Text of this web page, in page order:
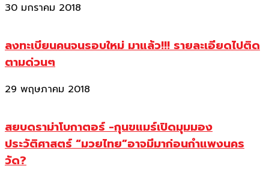
30 มกราคม 2018
ลงทะเบียนคนจนรอบใหม่ มาแล้ว!!! รายละเอียดไปติด
ตามด่วนๆ
29 พฤษภาคม 2018
สยบดราม่าโบกาตอร์ -กุนขแมร์เปิดมุมมอง
ประวัติศาสตร์ “มวยไทย”อาจมีมาก่อนกำแพงนคร
วัด?